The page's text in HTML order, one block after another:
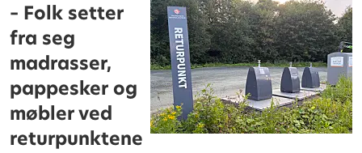
– Folk setter
fra seg
madrasser,
pappesker og
møbler ved
returpunktene